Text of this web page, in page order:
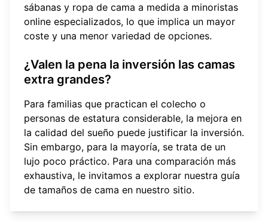
sábanas y ropa de cama a medida a minoristas
online especializados, lo que implica un mayor
coste y una menor variedad de opciones.
¿Valen la pena la inversión las camas
extra grandes?
Para familias que practican el colecho o
personas de estatura considerable, la mejora en
la calidad del sueño puede justificar la inversión.
Sin embargo, para la mayoría, se trata de un
lujo poco práctico. Para una comparación más
exhaustiva, le invitamos a explorar nuestra guía
de tamaños de cama en nuestro sitio.